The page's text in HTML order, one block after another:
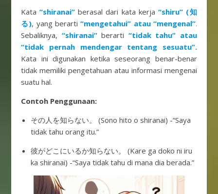
Kata“shiranai” berasal dari kata kerja “shiru” (知
る), yang berarti “mengetahui” atau “mengenal”.
Sebaliknya, “shiranai”berarti “tidak tahu” atau
“tidak pernah mendengar tentang sesuatu”.
Kata ini digunakan ketika seseorang benar-benar
tidak memiliki pengetahuan atau informasi mengenai
suatu hal.
Contoh Penggunaan:
その人を知らない。 (Sono hito o shiranai) -“Saya
tidak tahu orang itu.”
彼がどこにいるか知らない。 (Kare ga doko ni iru
ka shiranai) -“Saya tidak tahu di mana dia berada.”